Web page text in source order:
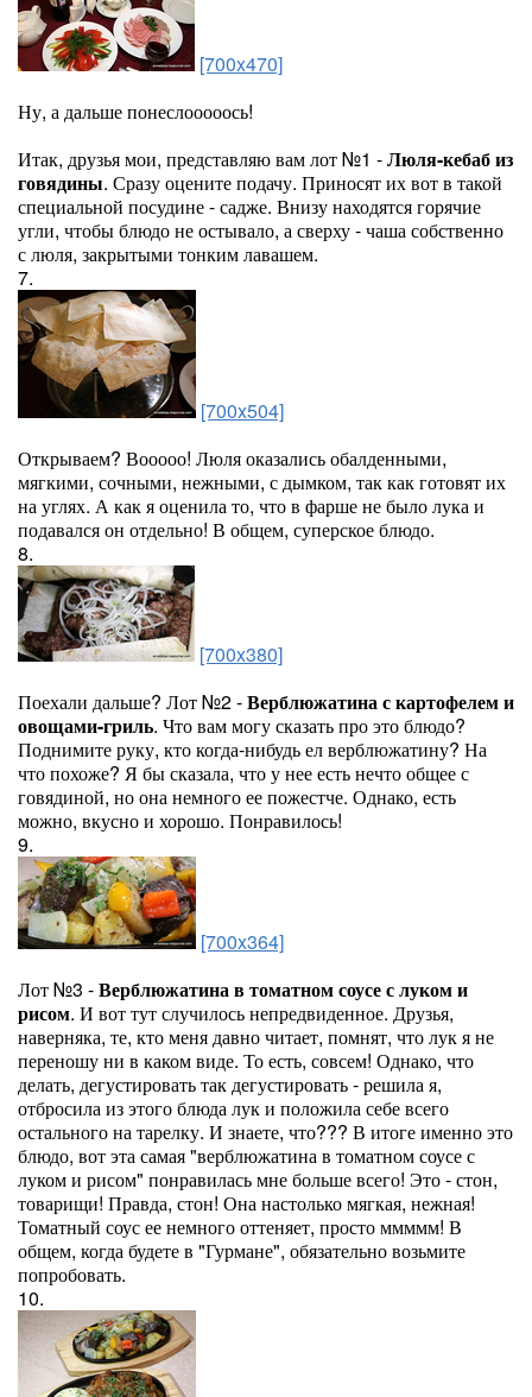
[700x470]
Ну, а дальше понеслооооось!
Итак, друзья мои, представляю вам лот №1 -Люля-кебаб из
говядины. Сразу оцените подачу. Приносят их вот в такой
специальной посудине - садже. Внизу находятся горячие
угли, чтобы блюдо не остывало, а сверху - чаша собственно
с люля, закрытыми тонким лавашем.
7.
[700x504]
Открываем? Вооооо! Люля оказались обалденными,
мягкими, сочными, нежными, с дымком, так как готовят их
на углях. А как я оценила то, что в фарше не было лука и
подавался он отдельно! В общем, суперское блюдо.
8.
[700x380]
Поехали дальше? Лот №2 -Верблюжатина с картофелем и
овощами-гриль. Что вам могу сказать про это блюдо?
Поднимите руку, кто когда-нибудь ел верблюжатину? На
что похоже? Я бы сказала, что у нее есть нечто общее с
говядиной, но она немного ее пожестче. Однако, есть
можно, вкусно и хорошо. Понравилось!
9.
[700x364]
Лот №3 -Верблюжатина в томатном соусе с луком и
рисом. И вот тут случилось непредвиденное. Друзья,
наверняка, те, кто меня давно читает, помнят, что лук я не
переношу ни в каком виде. То есть, совсем! Однако, что
делать, дегустировать так дегустировать - решила я,
отбросила из этого блюда лук и положила себе всего
остального на тарелку. И знаете, что??? В итоге именно это
блюдо, вот эта самая "верблюжатина в томатном соусе с
луком и рисом" понравилась мне больше всего! Это - стон,
товарищи! Правда, стон! Она настолько мягкая, нежная!
Томатный соус ее немного оттеняет, просто ммммм! В
общем, когда будете в "Гурмане", обязательно возьмите
попробовать.
10.